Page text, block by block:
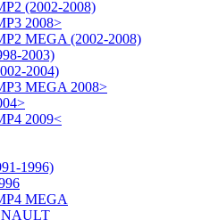
(2002-2008)
2008>
MEGA (2002-2008)
2003)
2004)
MEGA 2008>
2009<
1996)
MEGA